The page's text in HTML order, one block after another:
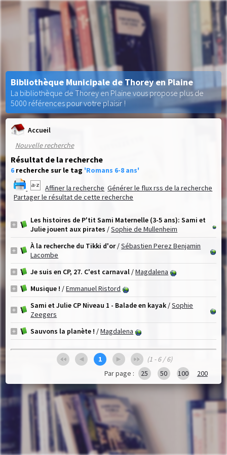
Accueil
Nouvelle recherche
Résultat de la recherche
6 recherche sur le tag 'Romans 6-8 ans'
Affiner la recherche Générer le flux rss de la recherche
Partager le résultat de cette recherche
Les histoires de P'tit Sami Maternelle (3-5 ans): Sami et
Julie jouent aux pirates /Sophie de Mullenheim
À la recherche du Tikki d'or/Sébastien Perez Benjamin
Lacombe
Je suis en CP, 27. C'est carnaval /Magdalena
Musique ! /Emmanuel Ristord
Sami et Julie CP Niveau 1 - Balade en kayak /Sophie
Zeegers
Sauvons la planète ! /Magdalena
1
(1 - 6 / 6)
Par page :
25 50 100 200
Bibliothèque Municipale de Thorey en Plaine
La bibliothèque de Thorey en Plaine vous propose plus de
5000 références pour votre plaisir !